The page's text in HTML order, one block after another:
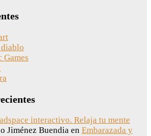
Games
interactivo. Relaja tu mente
Jiménez Buendia en Embarazada y